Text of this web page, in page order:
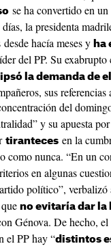
se ha convertido en
la presidenta
hacía meses y ha
del PP. Su exabrupto
la demanda de
sus referencias
del
y su apuesta
tiranteces en la
como nunca. “En un
en algunas
político”, verbalizó
no evitaría dar la
Génova. De hecho,
el PP hay “distintos